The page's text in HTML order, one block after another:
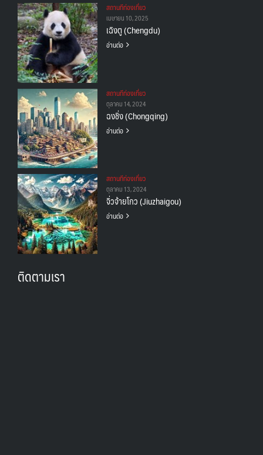
สถานทีท่องเที่ยว
เมษายน 10, 2025
เฉิงตู (Chengdu)
อ่านต่อ
สถานทีท่องเที่ยว
ตุลาคม 14, 2024
ฉงชิ่ง (Chongqing)
อ่านต่อ
สถานทีท่องเที่ยว
ตุลาคม 13, 2024
จิ่วจ้ายโกว (Jiuzhaigou)
อ่านต่อ
ติดตามเรา